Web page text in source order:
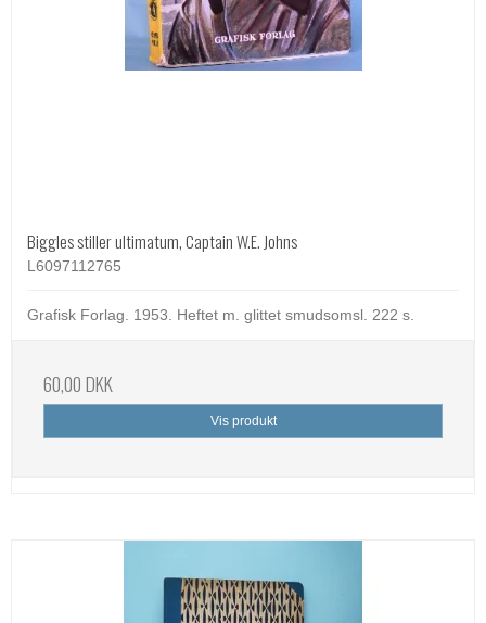
Biggles stiller ultimatum, Captain W.E. Johns
L6097112765
Grafisk Forlag. 1953. Heftet m. glittet smudsomsl. 222 s.
60,00 DKK
Vis produkt